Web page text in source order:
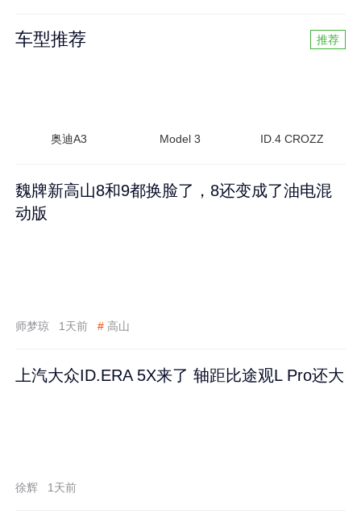
车型推荐 推荐
奥迪A3 Model 3 ID.4 CROZZ
魏牌新高山8和9都换脸了，8还变成了油电混
动版
师梦琼 1天前 # 高山
上汽大众ID.ERA 5X来了 轴距比途观L Pro还大
徐辉 1天前